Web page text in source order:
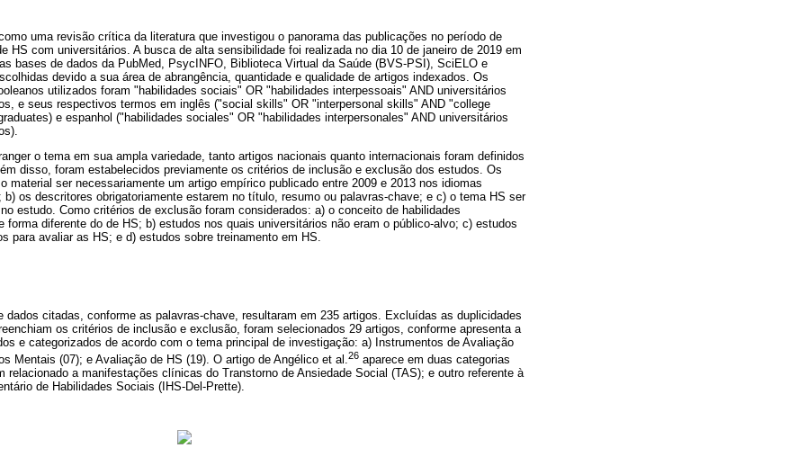
uma revisão crítica da literatura que investigou o panorama das publicações no período de
HS com universitários. A busca de alta sensibilidade foi realizada no dia 10 de janeiro de 2019 em
bases de dados da PubMed, PsycINFO, Biblioteca Virtual da Saúde (BVS-PSI), SciELO e
devido a sua área de abrangência, quantidade e qualidade de artigos indexados. Os
utilizados foram "habilidades sociais" OR "habilidades interpessoais" AND universitários
e seus respectivos termos em inglês ("social skills" OR "interpersonal skills" AND "college
e espanhol ("habilidades sociales" OR "habilidades interpersonales" AND universitários
o tema em sua ampla variedade, tanto artigos nacionais quanto internacionais foram definidos
disso, foram estabelecidos previamente os critérios de inclusão e exclusão dos estudos. Os
material ser necessariamente um artigo empírico publicado entre 2009 e 2013 nos idiomas
b) os descritores obrigatoriamente estarem no título, resumo ou palavras-chave; e c) o tema HS ser
estudo. Como critérios de exclusão foram considerados: a) o conceito de habilidades
forma diferente do de HS; b) estudos nos quais universitários não eram o público-alvo; c) estudos
para avaliar as HS; e d) estudos sobre treinamento em HS.
citadas, conforme as palavras-chave, resultaram em 235 artigos. Excluídas as duplicidades
os critérios de inclusão e exclusão, foram selecionados 29 artigos, conforme apresenta a
e categorizados de acordo com o tema principal de investigação: a) Instrumentos de Avaliação
Mentais (07); e Avaliação de HS (19). O artigo de Angélico et al. 26 aparece em duas categorias
relacionado a manifestações clínicas do Transtorno de Ansiedade Social (TAS); e outro referente à
de Habilidades Sociais (IHS-Del-Prette).